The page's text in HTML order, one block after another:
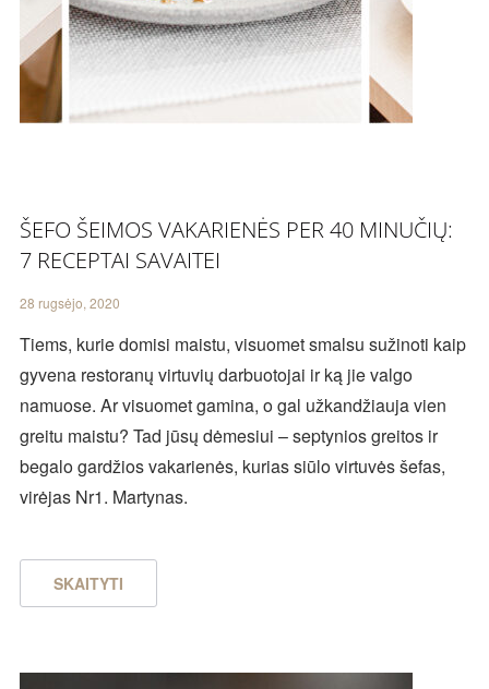
ŠEFO ŠEIMOS VAKARIENĖS PER 40 MINUČIŲ:
7 RECEPTAI SAVAITEI
28 rugsėjo, 2020
Tiems, kurie domisi maistu, visuomet smalsu sužinoti kaip
gyvena restoranų virtuvių darbuotojai ir ką jie valgo
namuose. Ar visuomet gamina, o gal užkandžiauja vien
greitu maistu? Tad jūsų dėmesiui – septynios greitos ir
begalo gardžios vakarienės, kurias siūlo virtuvės šefas,
virėjas Nr1. Martynas.
SKAITYTI